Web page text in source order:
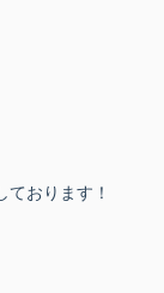
おります！